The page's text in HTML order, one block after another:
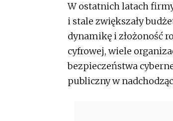
W ostatnich latach
i stale zwiększały
dynamikę i złożoność
cyfrowej, wiele
bezpieczeństwa
publiczny w